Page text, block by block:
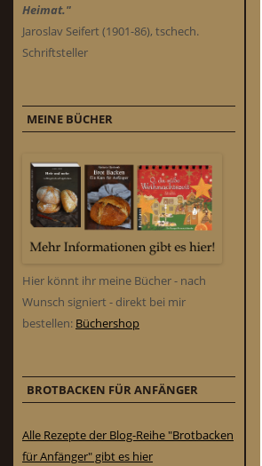
Heimat."
Jaroslav Seifert (1901-86), tschech.
Schriftsteller
MEINE BÜCHER
Hier könnt ihr meine Bücher - nach
Wunsch signiert - direkt bei mir
bestellen: Büchershop
BROTBACKEN FÜR ANFÄNGER
Alle Rezepte der Blog-Reihe "Brotbacken
für Anfänger" gibt es hier